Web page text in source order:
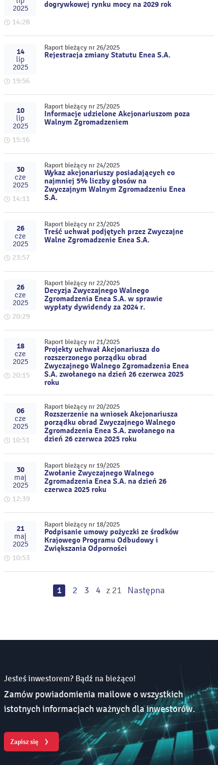
2025
14:28
dogrywkowej rynku mocy na 2029 rok
14
lip
2025
19:56
Raport bieżący nr 26/2025
Rejestracja zmiany Statutu Enea S.A.
10
lip
2025
15:16
Raport bieżący nr 25/2025
Informacje udzielone Akcjonariuszom poza
Walnym Zgromadzeniem
30
cze
2025
14:11
Raport bieżący nr 24/2025
Wykaz akcjonariuszy posiadających co
najmniej 5% liczby głosów na
Zwyczajnym Walnym Zgromadzeniu Enea
S.A.
26
cze
2025
23:57
Raport bieżący nr 23/2025
Treść uchwał podjętych przez Zwyczajne
Walne Zgromadzenie Enea S.A.
26
cze
2025
20:29
Raport bieżący nr 22/2025
Decyzja Zwyczajnego Walnego
Zgromadzenia Enea S.A. w sprawie
wypłaty dywidendy za 2024 r.
18
cze
2025
20:15
Raport bieżący nr 21/2025
Projekty uchwał Akcjonariusza do
rozszerzonego porządku obrad
Zwyczajnego Walnego Zgromadzenia Enea
S.A. zwołanego na dzień 26 czerwca 2025
roku
06
cze
2025
10:51
Raport bieżący nr 20/2025
Rozszerzenie na wniosek Akcjonariusza
porządku obrad Zwyczajnego Walnego
Zgromadzenia Enea S.A. zwołanego na
dzień 26 czerwca 2025 roku
30
maj
2025
12:39
Raport bieżący nr 19/2025
Zwołanie Zwyczajnego Walnego
Zgromadzenia Enea S.A. na dzień 26
czerwca 2025 roku
21
maj
2025
10:53
Raport bieżący nr 18/2025
Podpisanie umowy pożyczki ze środków
Krajowego Programu Odbudowy i
Zwiększania Odporności
1 2 3 4 z 21 Następna
Jesteś inwestorem? Bądź na bieżąco!
Zamów powiadomienia mailowe o wszystkich
istotnych informacjach ważnych dla inwestorów.
Zapisz się